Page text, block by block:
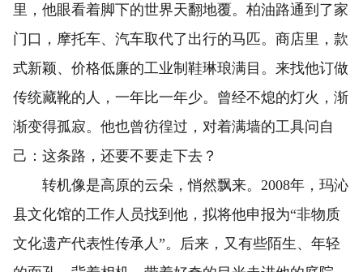
里，他眼看着脚下的世界天翻地覆。柏油路通到了家
门口，摩托车、汽车取代了出行的马匹。商店里，款
式新颖、价格低廉的工业制鞋琳琅满目。来找他订做
传统藏靴的人，一年比一年少。曾经不熄的灯火，渐
渐变得孤寂。他也曾彷徨过，对着满墙的工具问自
己：这条路，还要不要走下去？
转机像是高原的云朵，悄然飘来。2008年，玛沁
县文化馆的工作人员找到他，拟将他申报为“非物质
文化遗产代表性传承人”。后来，又有些陌生、年轻